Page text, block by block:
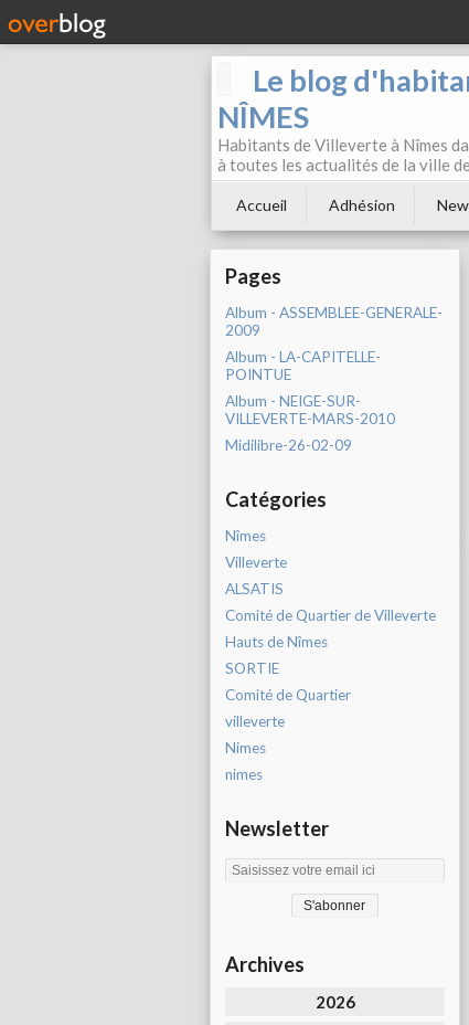
Le blog
NÎMES
Habitants de Villeverte à Nîmes
à toutes les actualités de la ville
Accueil Adhésion
Pages
Album - ASSEMBLEE-GENERALE-
2009
Album - LA-CAPITELLE-
POINTUE
Album - NEIGE-SUR-
VILLEVERTE-MARS-2010
Midilibre-26-02-09
Catégories
Nîmes
Villeverte
ALSATIS
Comité de Quartier de Villeverte
Hauts de Nîmes
SORTIE
Comité de Quartier
villeverte
Nimes
nimes
Newsletter
Archives
2026